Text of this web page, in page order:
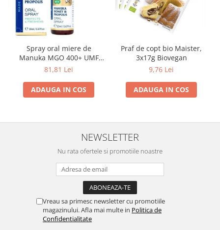
Spray oral miere de
Manuka MGO 400+ UMF
13+ cu Propolis (20ml)
81,81 Lei
ADAUGA IN COS
Praf de copt bio Maister,
3x17g Biovegan
9,76 Lei
ADAUGA IN COS
NEWSLETTER
Nu rata ofertele si promotiile noastre
Vreau sa primesc newsletter cu promotiile
magazinului. Afla mai multe in Politica de
Confidentialitate